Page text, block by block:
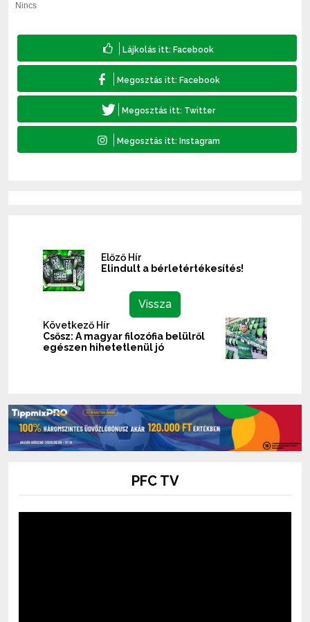
Nincs
Előző Hír
Elindult a bérletértékesítés!
Vissza
Következő Hír
Csősz: A magyar filozófia belülről
egészen hihetetlenül jó
PFC TV